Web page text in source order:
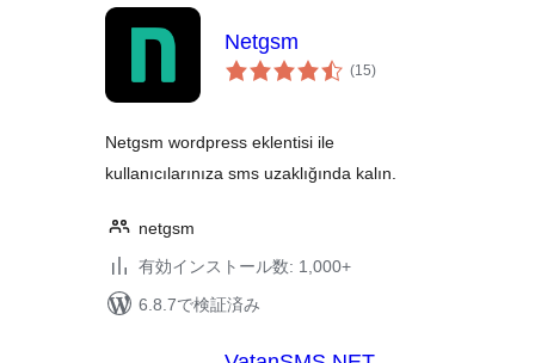
Netgsm
(15個
の)
Netgsm wordpress eklentisi ile
kullanıcılarınıza sms uzaklığında kalın.
netgsm
有効インストール数: 1,000+
6.8.7で検証済み